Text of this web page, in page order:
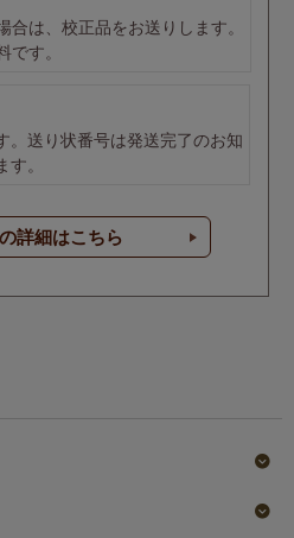
は、校正品をお送りします。
です。
。送り状番号は発送完了のお知
。
詳細はこちら